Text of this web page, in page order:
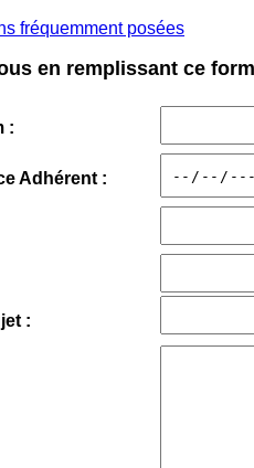
fréquemment posées
en remplissant ce
:
Adhérent :
: